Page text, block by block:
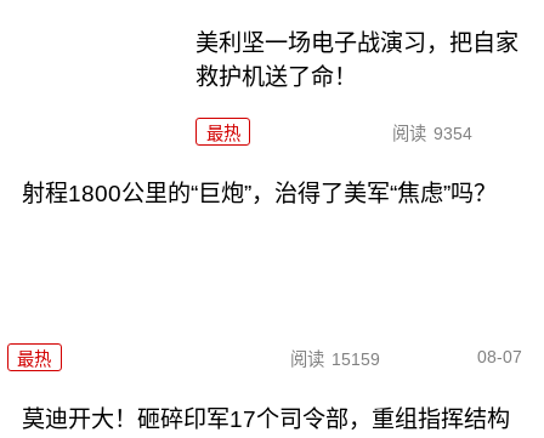
美利坚一场电子战演习，把自家
救护机送了命！
最热 阅读 9354
射程1800公里的“巨炮”，治得了美军“焦虑”吗？
最热 阅读 15159 08-07
莫迪开大！砸碎印军17个司令部，重组指挥结构